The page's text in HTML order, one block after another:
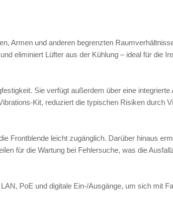
Armen und anderen begrenzten
eliminiert Lüfter aus der Kühlung – ideal für die
Sie verfügt außerdem über eine
Kit, reduziert die typischen Risiken durch
Frontblende leicht zugänglich. Darüber hinaus
für die Wartung bei Fehlersuche, was die
PoE und digitale Ein-/Ausgänge, um sich mit